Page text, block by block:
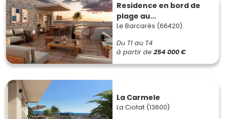
Residence en bord de
plage au...
Le Barcarès (66420)
Du T1 au T4
à partir de 254 000 €
La Carmele
La Ciotat (13600)